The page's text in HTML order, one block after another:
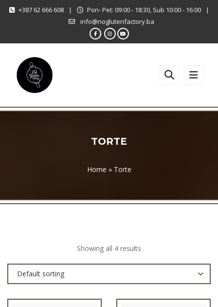
+387 62 666 608 | Pon- Pet: 09:00 - 18:30, Sub 10:00 - 16:00
|
info@noglutenfactory.ba
TORTE
Home » Torte
Showing all 4 results
Default sorting